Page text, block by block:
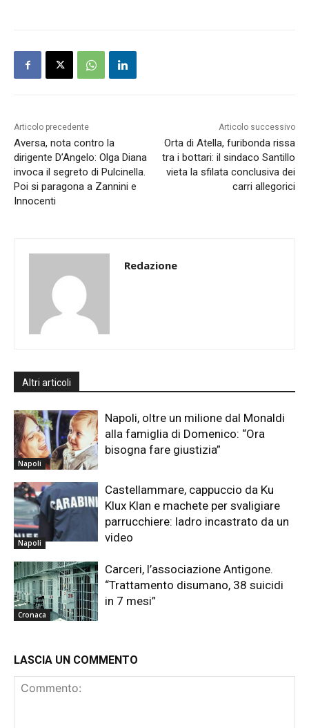
Articolo precedente
Aversa, nota contro la
dirigente D’Angelo: Olga Diana
invoca il segreto di Pulcinella.
Poi si paragona a Zannini e
Innocenti
Articolo successivo
Orta di Atella, furibonda rissa
tra i bottari: il sindaco Santillo
vieta la sfilata conclusiva dei
carri allegorici
Redazione
Altri articoli
Napoli
Napoli, oltre un milione dal Monaldi
alla famiglia di Domenico: “Ora
bisogna fare giustizia”
Napoli
Castellammare, cappuccio da Ku
Klux Klan e machete per svaligiare
parrucchiere: ladro incastrato da un
video
Cronaca
Carceri, l’associazione Antigone.
“Trattamento disumano, 38 suicidi
in 7 mesi”
LASCIA UN COMMENTO